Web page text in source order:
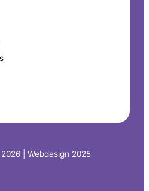
| Webdesign 2025